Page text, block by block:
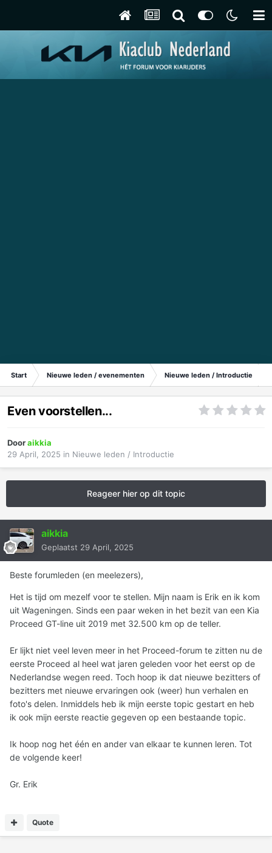
Start Nieuwe leden / evenementen Nieuwe leden / Introductie
Even voorstellen...
Dooraikkia
29 April, 2025 in Nieuwe leden / Introductie
Reageer hier op dit topic
aikkia
Geplaatst 29 April, 2025
Beste forumleden (en meelezers),
Het is tijd om mezelf voor te stellen. Mijn naam is Erik en ik kom
uit Wageningen. Sinds een paar weken in het bezit van een Kia
Proceed GT-line uit 2019 met 32.500 km op de teller.
Er lijkt niet veel leven meer in het Proceed-forum te zitten nu de
eerste Proceed al heel wat jaren geleden voor het eerst op de
Nederlandse wegen reed. Toch hoop ik dat nieuwe bezitters of
bezitters met nieuwe ervaringen ook (weer) hun verhalen en
foto's delen. Inmiddels heb ik mijn eerste topic gestart en heb
ik ook mijn eerste reactie gegeven op een bestaande topic.
Ik hoop nog het één en ander van elkaar te kunnen leren. Tot
de volgende keer!
Gr. Erik
Quote